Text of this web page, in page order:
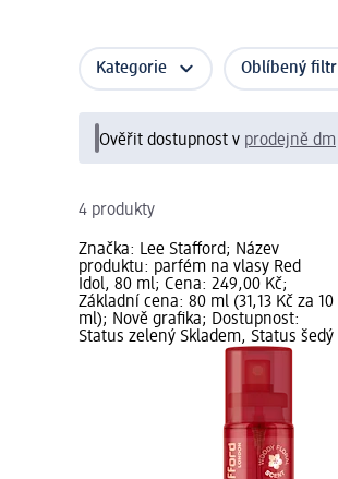
Kategorie Oblíbený filtr
Ověřit dostupnost v prodejně dm
4 produkty
Značka: Lee Stafford; Název
produktu: parfém na vlasy Red
Idol, 80 ml; Cena: 249,00 Kč;
Základní cena: 80 ml (31,13 Kč za 10
ml); Nově grafika; Dostupnost:
Status zelený Skladem, Status šedý